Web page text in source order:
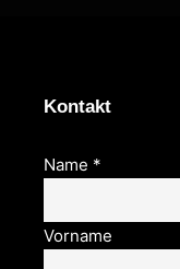
Kontakt
Name *
Vorname